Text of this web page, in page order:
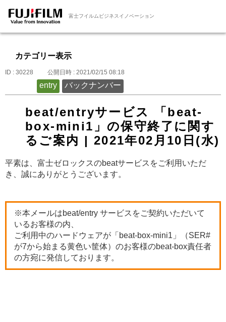
富士フイルムビジネスイノベーション
カテゴリー表示
ID : 30228 公開日時 : 2021/02/15 08:18
entry バックナンバー
beat/entryサービス 「beat-
box-mini1」の保守終了に関す
るご案内 | 2021年02月10日(水)
平素は、富士ゼロックスのbeatサービスをご利用いただ
き、誠にありがとうございます。
※本メールはbeat/entry サービスをご契約いただいて
いるお客様の内、
ご利用中のハードウェアが「beat-box-mini1」（SER#
が7から始まる黄色い筐体）のお客様のbeat-box責任者
の方宛に発信しております。